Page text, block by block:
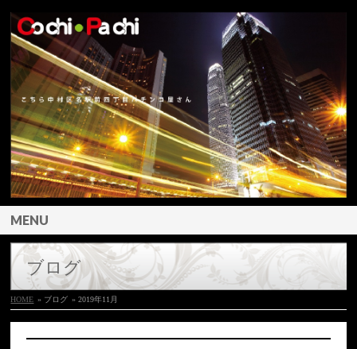
MENU
ブログ
HOME » ブログ » 2019年11月